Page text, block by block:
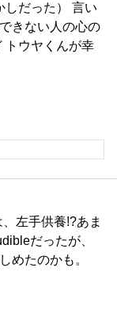
しだった） 言い
きない人の心の
ウヤくんが幸
左手供養!?あま
だったが、
めたのかも。